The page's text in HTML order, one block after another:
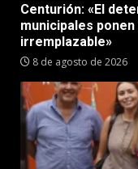
Centurión: «El
municipales
irremplazable»
8 de agosto de 2026